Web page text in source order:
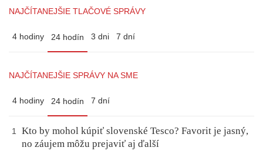
NAJČÍTANEJŠIE TLAČOVÉ SPRÁVY
4 hodiny 24 hodín 3 dni 7 dní
NAJČÍTANEJŠIE SPRÁVY NA SME
4 hodiny 24 hodín 7 dní
1
Kto by mohol kúpiť slovenské Tesco? Favorit je jasný,
no záujem môžu prejaviť aj ďalší